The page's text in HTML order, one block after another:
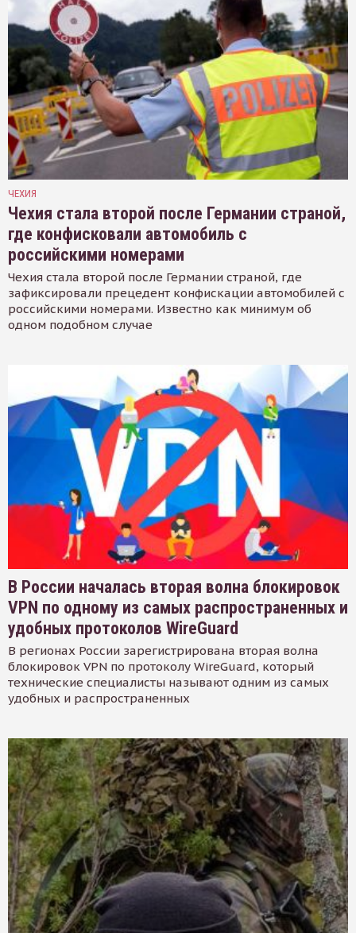
ЧЕХИЯ
Чехия стала второй после Германии страной,
где конфисковали автомобиль с
российскими номерами
Чехия стала второй после Германии страной, где
зафиксировали прецедент конфискации автомобилей с
российскими номерами. Известно как минимум об
одном подобном случае
В России началась вторая волна блокировок
VPN по одному из самых распространенных и
удобных протоколов WireGuard
В регионах России зарегистрирована вторая волна
блокировок VPN по протоколу WireGuard, который
технические специалисты называют одним из самых
удобных и распространенных